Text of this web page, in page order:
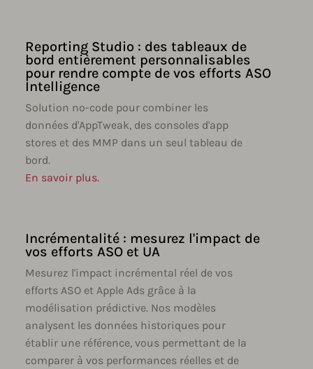
Reporting Studio : des tableaux de
bord entièrement personnalisables
pour rendre compte de vos efforts ASO
Intelligence
Solution no-code pour combiner les
données d'AppTweak, des consoles d'app
stores et des MMP dans un seul tableau de
bord.
En savoir plus.
Incrémentalité : mesurez l'impact de
vos efforts ASO et UA
Mesurez l'impact incrémental réel de vos
efforts ASO et Apple Ads grâce à la
modélisation prédictive. Nos modèles
analysent les données historiques pour
établir une référence, vous permettant de la
comparer à vos performances réelles et de